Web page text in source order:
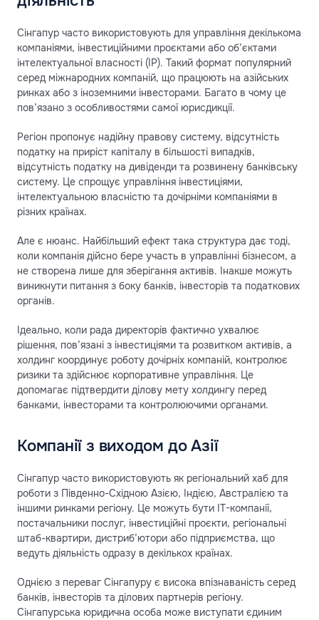
Сінгапур часто використовують для управління декількома
компаніями, інвестиційними проєктами або об’єктами
інтелектуальної власності (IP). Такий формат популярний
серед міжнародних компаній, що працюють на азійських
ринках або з іноземними інвесторами. Багато в чому це
пов’язано з особливостями самої юрисдикції.
Регіон пропонує надійну правову систему, відсутність
податку на приріст капіталу в більшості випадків,
відсутність податку на дивіденди та розвинену банківську
систему. Це спрощує управління інвестиціями,
інтелектуальною власністю та дочірніми компаніями в
різних країнах.
Але є нюанс. Найбільший ефект така структура дає тоді,
коли компанія дійсно бере участь в управлінні бізнесом, а
не створена лише для зберігання активів. Інакше можуть
виникнути питання з боку банків, інвесторів та податкових
органів.
Ідеально, коли рада директорів фактично ухвалює
рішення, пов’язані з інвестиціями та розвитком активів, а
холдинг координує роботу дочірніх компаній, контролює
ризики та здійснює корпоративне управління. Це
допомагає підтвердити ділову мету холдингу перед
банками, інвесторами та контролюючими органами.
Компанії з виходом до Азії
Сінгапур часто використовують як регіональний хаб для
роботи з Південно-Східною Азією, Індією, Австралією та
іншими ринками регіону. Це можуть бути ІТ-компанії,
постачальники послуг, інвестиційні проєкти, регіональні
штаб-квартири, дистриб’ютори або підприємства, що
ведуть діяльність одразу в декількох країнах.
Однією з переваг Сінгапуру є висока впізнаваність серед
банків, інвесторів та ділових партнерів регіону.
Сінгапурська юридична особа може виступати єдиним